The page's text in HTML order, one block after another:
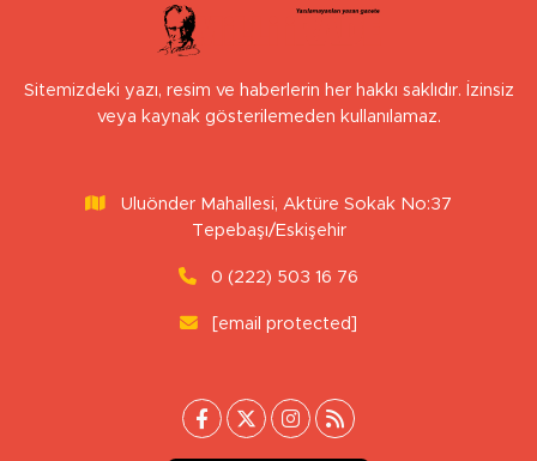
Sitemizdeki yazı, resim ve haberlerin her hakkı saklıdır. İzinsiz
veya kaynak gösterilemeden kullanılamaz.
Uluönder Mahallesi, Aktüre Sokak No:37
Tepebaşı/Eskişehir
0 (222) 503 16 76
[email protected]